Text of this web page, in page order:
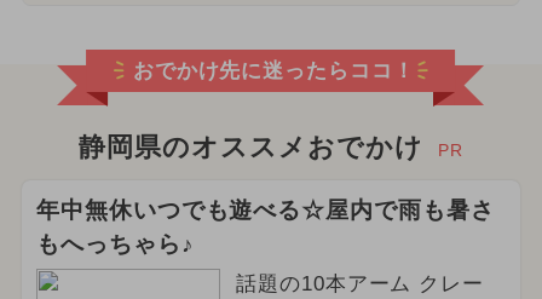
おでかけ先に迷ったらココ！
静岡県のオススメおでかけ PR
年中無休いつでも遊べる☆屋内で雨も暑さ
もへっちゃら♪
話題の10本アーム クレー